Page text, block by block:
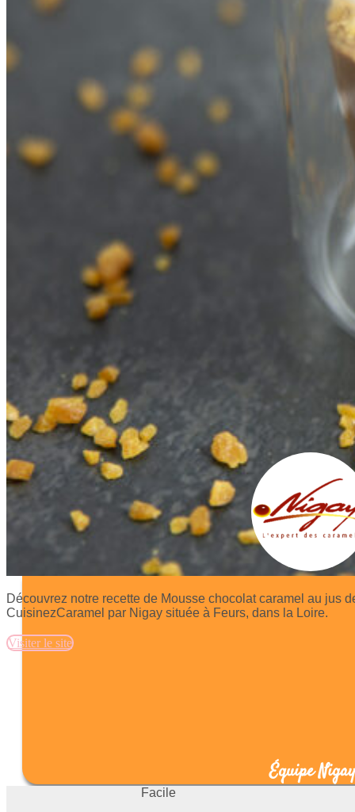
Découvrez notre recette de Mousse chocolat caramel au jus
CuisinezCaramel par Nigay située à Feurs, dans la Loire.
Visiter le site
Équipe Nigay
Facile